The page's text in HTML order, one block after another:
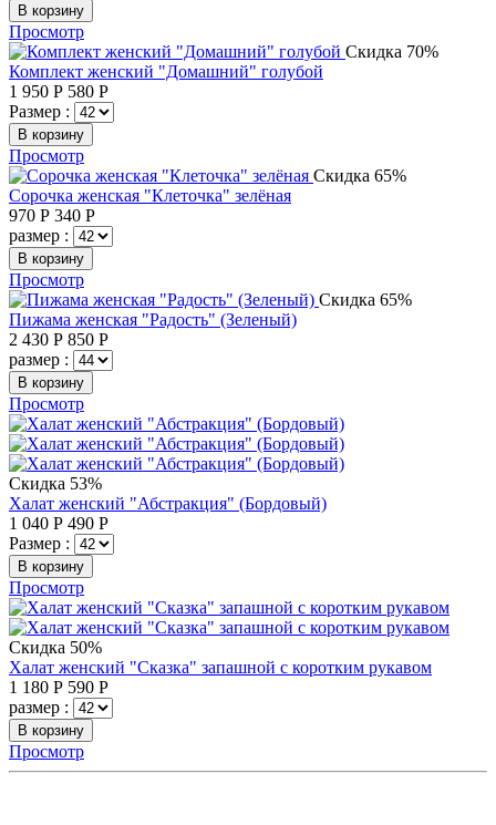
В корзину
Просмотр
Скидка 70%
Комплект женский "Домашний" голубой
1 950 Р 580 Р
Размер :
В корзину
Просмотр
Скидка 65%
Сорочка женская "Клеточка" зелёная
970 Р 340 Р
размер :
В корзину
Просмотр
Скидка 65%
Пижама женская "Радость" (Зеленый)
2 430 Р 850 Р
размер :
В корзину
Просмотр
Скидка 53%
Халат женский "Абстракция" (Бордовый)
1 040 Р 490 Р
Размер :
В корзину
Просмотр
Скидка 50%
Халат женский "Сказка" запашной с коротким рукавом
1 180 Р 590 Р
размер :
В корзину
Просмотр